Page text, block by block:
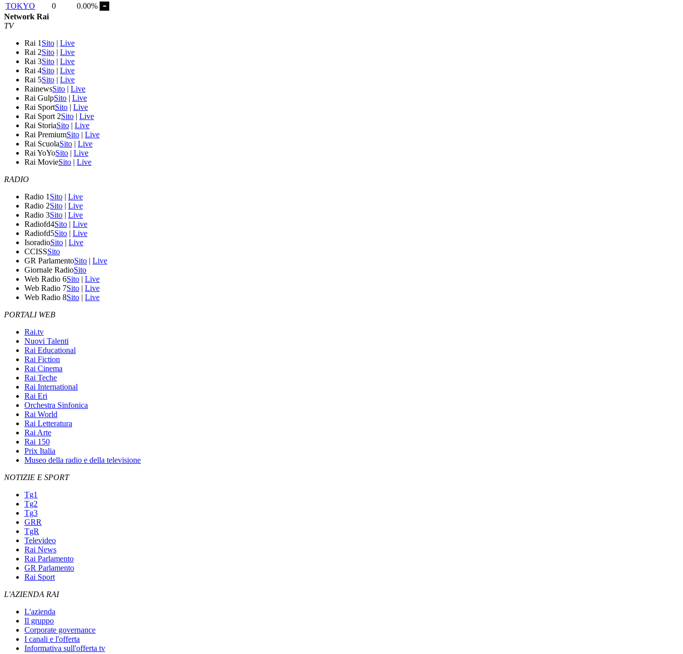
TOKYO
0
0.00%
Network Rai
TV
Rai 1 Sito | Live
Rai 2Sito | Live
Rai 3Sito | Live
Rai 4Sito | Live
Rai 5Sito | Live
RainewsSito | Live
Rai GulpSito | Live
Rai SportSito | Live
Rai Sport 2Sito | Live
Rai StoriaSito | Live
Rai PremiumSito | Live
Rai ScuolaSito | Live
Rai YoYoSito | Live
Rai MovieSito | Live
RADIO
Radio 1 Sito | Live
Radio 2Sito | Live
Radio 3Sito | Live
Radiofd4Sito | Live
Radiofd5Sito | Live
IsoradioSito | Live
CCISSSito
GR ParlamentoSito | Live
Giornale RadioSito
Web Radio 6Sito | Live
Web Radio 7Sito | Live
Web Radio 8Sito | Live
PORTALI WEB
Rai.tv
Nuovi Talenti
Rai Educational
Rai Fiction
Rai Cinema
Rai Teche
Rai International
Rai Eri
Orchestra Sinfonica
Rai World
Rai Letteratura
Rai Arte
Rai 150
Prix Italia
Museo della radio e della televisione
NOTIZIE E SPORT
Tg1
Tg2
Tg3
GRR
TgR
Televideo
Rai News
Rai Parlamento
GR Parlamento
Rai Sport
L'AZIENDA RAI
L'azienda
Il gruppo
Corporate governance
I canali e l'offerta
Informativa sull'offerta tv